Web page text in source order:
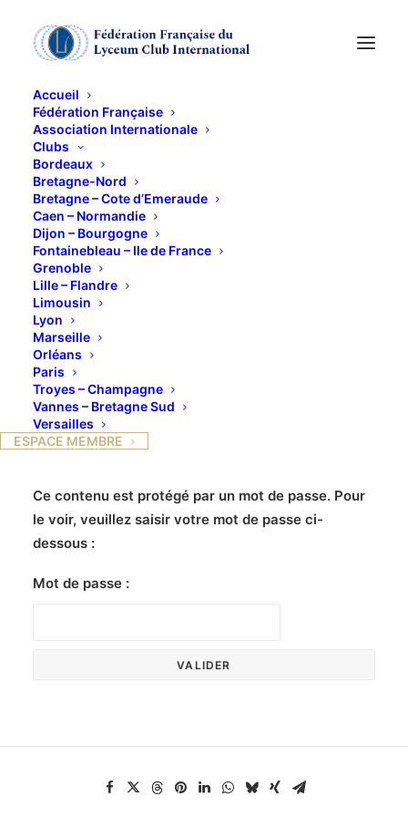
Accueil
Fédération Française
Association Internationale
Clubs
Bordeaux
Bretagne-Nord
Bretagne – Cote d’Emeraude
Caen – Normandie
Dijon – Bourgogne
Fontainebleau – Ile de France
Grenoble
Lille – Flandre
Limousin
Lyon
Marseille
Orléans
Paris
Troyes – Champagne
Vannes – Bretagne Sud
Versailles
ESPACE MEMBRE
La"French Connexion"
ou le grand
banditisme à
Marseille entre 1850
Ce contenu est protégé par un mot de passe. Pour
le voir, veuillez saisir votre mot de passe ci-
dessous :
Mot de passe :